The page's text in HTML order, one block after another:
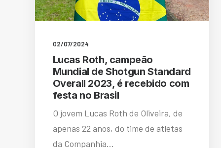
02/07/2024
Lucas Roth, campeão
Mundial de Shotgun Standard
Overall 2023, é recebido com
festa no Brasil
O jovem Lucas Roth de Oliveira, de
apenas 22 anos, do time de atletas
da Companhia…